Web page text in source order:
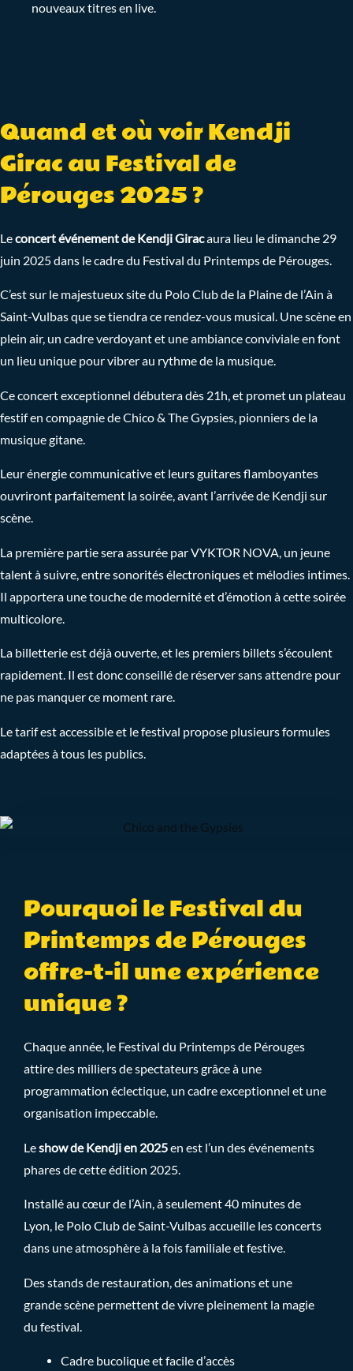
nouveaux titres en live.
Quand et où voir Kendji
Girac au Festival de
Pérouges 2025 ?
Leconcert événement de Kendji Giracaura lieu le dimanche 29
juin 2025 dans le cadre du Festival du Printemps de Pérouges.
C’est sur le majestueux site du Polo Club de la Plaine de l’Ain à
Saint-Vulbas que se tiendra ce rendez-vous musical. Une scène en
plein air, un cadre verdoyant et une ambiance conviviale en font
un lieu unique pour vibrer au rythme de la musique.
Ce concert exceptionnel débutera dès 21h, et promet un plateau
festif en compagnie de Chico & The Gypsies, pionniers de la
musique gitane.
Leur énergie communicative et leurs guitares flamboyantes
ouvriront parfaitement la soirée, avant l’arrivée de Kendji sur
scène.
La première partie sera assurée par VYKTOR NOVA, un jeune
talent à suivre, entre sonorités électroniques et mélodies intimes.
Il apportera une touche de modernité et d’émotion à cette soirée
multicolore.
La billetterie est déjà ouverte, et les premiers billets s’écoulent
rapidement. Il est donc conseillé de réserver sans attendre pour
ne pas manquer ce moment rare.
Le tarif est accessible et le festival propose plusieurs formules
adaptées à tous les publics.
Pourquoi le Festival du
Printemps de Pérouges
offre-t-il une expérience
unique ?
Chaque année, le Festival du Printemps de Pérouges
attire des milliers de spectateurs grâce à une
programmation éclectique, un cadre exceptionnel et une
organisation impeccable.
Leshow de Kendji en 2025en est l’un des événements
phares de cette édition 2025.
Installé au cœur de l’Ain, à seulement 40 minutes de
Lyon, le Polo Club de Saint-Vulbas accueille les concerts
dans une atmosphère à la fois familiale et festive.
Des stands de restauration, des animations et une
grande scène permettent de vivre pleinement la magie
du festival.
Cadre bucolique et facile d’accès